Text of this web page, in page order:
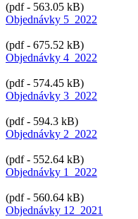
(pdf - 563.05 kB)
Objednávky 5_2022
(pdf - 675.52 kB)
Objednávky 4_2022
(pdf - 574.45 kB)
Objednávky 3_2022
(pdf - 594.3 kB)
Objednávky 2_2022
(pdf - 552.64 kB)
Objednávky 1_2022
(pdf - 560.64 kB)
Objednávky 12_2021